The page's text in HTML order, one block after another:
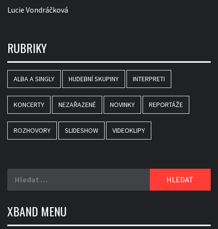
Lucie Vondráčková
RUBRIKY
ALBA A SINGLY HUDEBNÍ SKUPINY INTERPRETI
KONCERTY NEZAŘAZENÉ NOVINKY REPORTÁŽE
ROZHOVORY SLIDESHOW VIDEOKLIPY
XBAND MENU